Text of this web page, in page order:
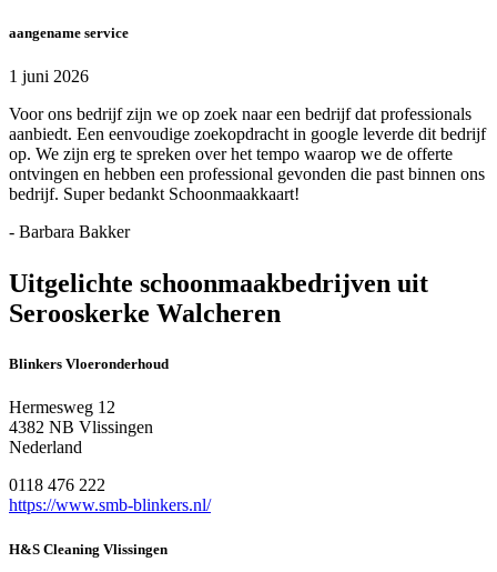
aangename service
1 juni 2026
Voor ons bedrijf zijn we op zoek naar een bedrijf dat professionals
aanbiedt. Een eenvoudige zoekopdracht in google leverde dit bedrijf
op. We zijn erg te spreken over het tempo waarop we de offerte
ontvingen en hebben een professional gevonden die past binnen ons
bedrijf. Super bedankt Schoonmaakkaart!
- Barbara Bakker
Uitgelichte schoonmaakbedrijven uit
Serooskerke Walcheren
Blinkers Vloeronderhoud
Hermesweg 12
4382 NB Vlissingen
Nederland
0118 476 222
https://www.smb-blinkers.nl/
H&S Cleaning Vlissingen